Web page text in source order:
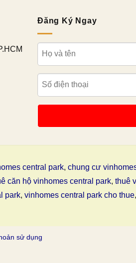
Đăng Ký Ngay
central park, chung cư
căn hộ vinhomes central park, thuê
park, vinhomes central park cho thue,
sử dụng